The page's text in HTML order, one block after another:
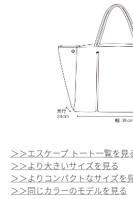
＞＞エスケープ トート一覧を見
＞＞より大きいサイズを見る
＞＞よりコンパクトなサイズを
＞＞同じカラーのモデルを見る